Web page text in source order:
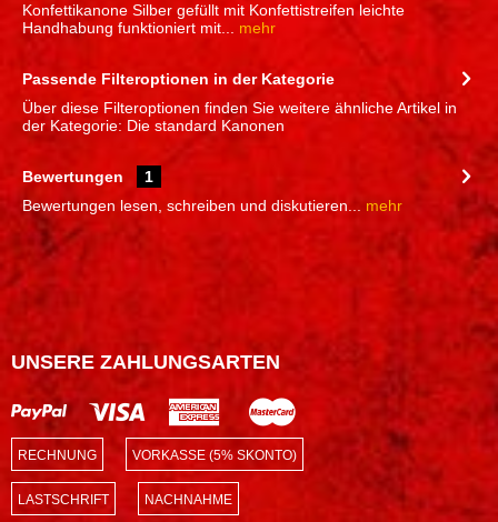
Konfettikanone Silber gefüllt mit Konfettistreifen leichte
Handhabung funktioniert mit...
mehr
Passende Filteroptionen in der Kategorie
Über diese Filteroptionen finden Sie weitere ähnliche Artikel in
der Kategorie: Die standard Kanonen
Bewertungen
1
Bewertungen lesen, schreiben und diskutieren...
mehr
UNSERE ZAHLUNGSARTEN
RECHNUNG VORKASSE (5% SKONTO)
LASTSCHRIFT NACHNAHME